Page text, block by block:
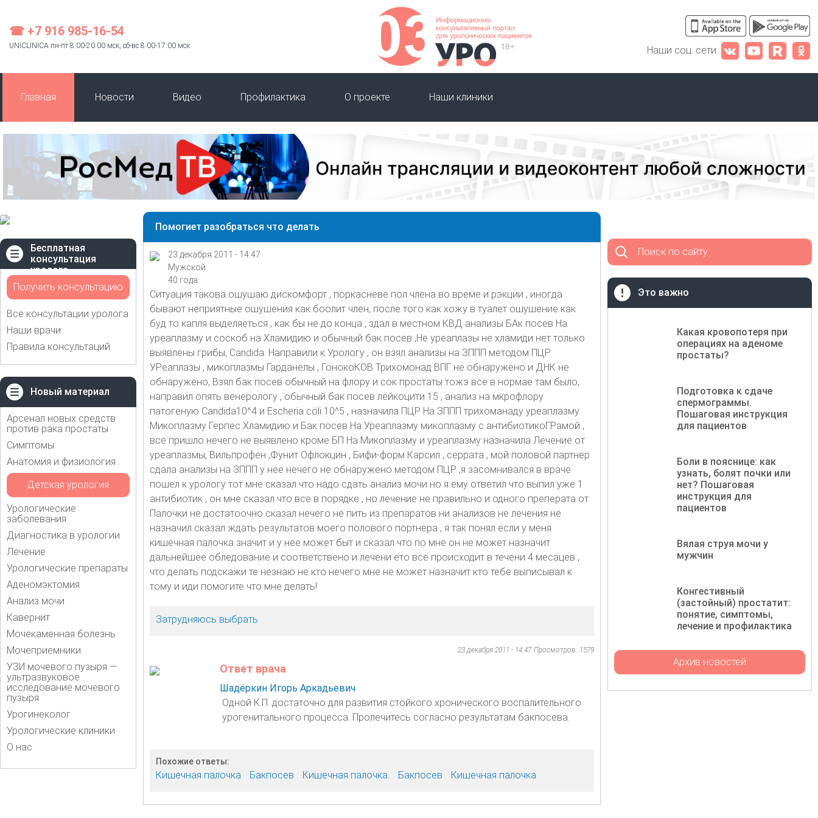
☎ +7 916 985-16-54
UNICLINICA пн-пт 8:00-20:00 мск, сб-вс 8:00-17:00 мск Наши соц. сети
Главная Новости Видео Профилактика О проекте Наши клиники
Бесплатная
консультация
уролога
Получить консультацию
Все консультации уролога
Наши врачи
Правила консультаций
Новый материал
Арсенал новых средств
против рака простаты
Симптомы
Анатомия и физиология
Детская урология
Урологические
заболевания
Диагностика в урологии
Лечение
Урологические препараты
Аденомэктомия
Анализ мочи
Кавернит
Мочекаменная болезнь
Мочеприемники
УЗИ мочевого пузыря —
ультразвуковое
исследование мочевого
пузыря
Урогинеколог
Урологические клиники
О нас
Помогиет разобраться что делать
23 декабря 2011 - 14:47
Мужской
40 года
Ситуация такова ошушаю дискомфорт , поркасневе пол члена во време и рэкции , иногда
бывают неприятные ошушения как боолит член, после того как хожу в туалет ошушение как
буд то капля выделяеться , как бы не до конца , здал в местном КВД анализы БАк посев На
уреаплазму и соскоб на Хламидию и обычный бак посев ,Не уреаплазы не хламиди нет только
выявлены грибы, Candida. Направили к Урологу , он взял анализы на ЗППП методом ПЦР
УРеаплазы , микоплазмы Гарданелы , ГонокоКОВ Трихомонад ВПГ не обнаружено и ДНК не
обнаружено, Взял бак посев обычный на флору и сок простаты тожэ все в нормае там было,
направил опять венерологу , обычный бак посев лейкоцити 15 , анализ на мкрофлору
патогеную Candida10^4 и Escheria coli 10^5 , назначила ПЦР На ЗППП трихоманаду уреаплазму
Микоплазму Герпес Хламидию и Бак посев На Уреаплазму микоплазму с антибиотикоГРамой ,
все пришло нечего не выявлено кроме БП На Микоплазму и уреаплазму назначила Лечение от
уреаплазмы, Вильпрофен ,Фунит Офлокцин , Бифи-форм Карсил , серрата , мой половой партнер
сдала анализы на ЗППП у нее нечего не обнаружено методом ПЦР ,я засомнивался в враче
пошел к урологу тот мне сказал что надо сдать анализ мочи но я ему ответил что выпил уже 1
антибиотик , он мне сказал что все в порядке , но лечение не правильно и одного преперата от
Палочки не достатоочно сказал нечего не пить из препаратов ни анализов не лечения не
назначил сказал ждать результатов моего полового портнера , я так понял если у меня
кишечная палочка значит и у нее может быт и сказал что по мне он не может назначит
дальнейшее обледование и соответствено и лечени ето все происходит в течени 4 месацев ,
что делать подскажи те незнаю не кто нечего мне не может назначит кто тебе выписывал к
тому и иди помогите что мне делать!
Затрудняюсь выбрать
23 декабря 2011 - 14:47 Просмотров: 1579
Ответ врача
Шадёркин Игорь Аркадьевич
Одной К.П. достаточно для развития стойкого хронического воспалительного
урогенитального процесса. Пролечитесь согласно результатам бакпосева.
Похожие ответы:
Кишечная палочка Бакпосев Кишечная палочка. Бакпосев Кишечная палочка
Поиск по сайту
Это важно
Какая кровопотеря при
операциях на аденоме
простаты?
Подготовка к сдаче
спермограммы.
Пошаговая инструкция
для пациентов
Боли в пояснице: как
узнать, болят почки или
нет? Пошаговая
инструкция для
пациентов
Вялая струя мочи у
мужчин
Конгестивный
(застойный) простатит:
понятие, симптомы,
лечение и профилактика
Архив новостей